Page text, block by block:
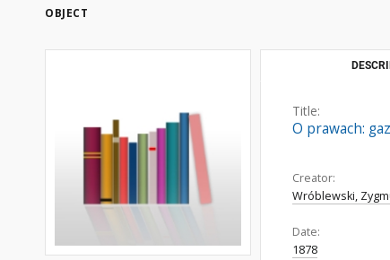
OBJECT
Title:
O prawach:
Creator:
Wróblewski,
Date:
1878